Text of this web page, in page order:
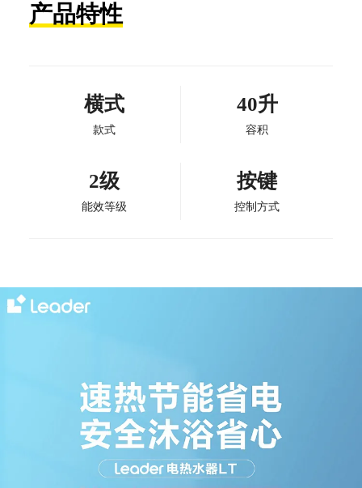
产品特性
横式
款式
40升
容积
2级
能效等级
按键
控制方式